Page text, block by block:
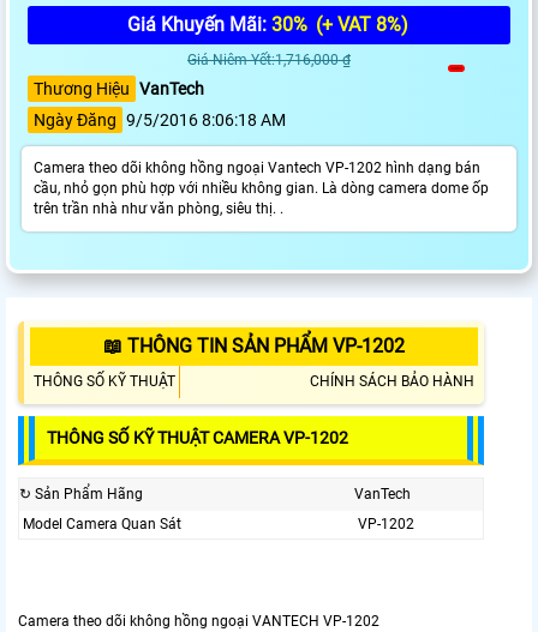
Giá Khuyến Mãi: 30% (+ VAT 8%)
Giá Niêm Yết:1,716,000 ₫
Thương Hiệu VanTech
Ngày Đăng 9/5/2016 8:06:18 AM
Camera theo dõi không hồng ngoại Vantech VP-1202 hình dạng bán
cầu, nhỏ gọn phù hợp với nhiều không gian. Là dòng camera dome ốp
trên trần nhà như văn phòng, siêu thị. .
📖 THÔNG TIN SẢN PHẨM VP-1202
THÔNG SỐ KỸ THUẬT CHÍNH SÁCH BẢO HÀNH
THÔNG SỐ KỸ THUẬT CAMERA VP-1202
↻ Sản Phẩm Hãng
VanTech
Model Camera Quan Sát
VP-1202
Camera theo dõi không hồng ngoại VANTECH VP-1202